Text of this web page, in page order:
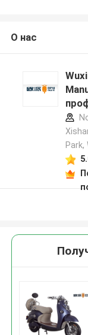
О нас
Park,